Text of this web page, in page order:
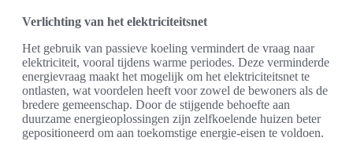
Verlichting van het elektriciteitsnet
Het gebruik van passieve koeling vermindert de vraag naar
elektriciteit, vooral tijdens warme periodes. Deze verminderde
energievraag maakt het mogelijk om het elektriciteitsnet te
ontlasten, wat voordelen heeft voor zowel de bewoners als de
bredere gemeenschap. Door de stijgende behoefte aan
duurzame energieoplossingen zijn zelfkoelende huizen beter
gepositioneerd om aan toekomstige energie-eisen te voldoen.